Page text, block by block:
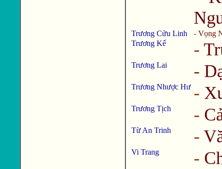
Trương Cửu Linh - Vọng
Trương Kế
-
Trương Lai -
Trương Nhược Hư -
Trương Tịch -
Từ An Trinh -
Vi Trang -